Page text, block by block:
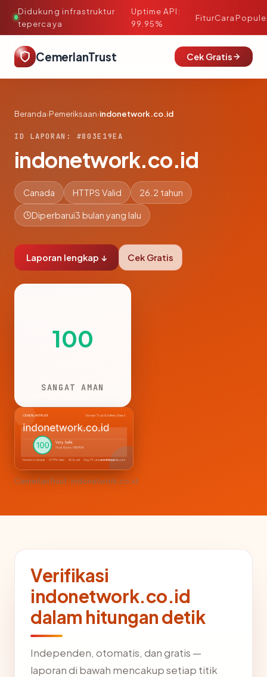
Didukung infrastruktur
tepercaya
·
Uptime API:
99.95%
FiturCara
CemerlanTrust Cek Gratis
Beranda›Pemeriksaan›indonetwork.co.id
ID LAPORAN: #803E19EA
indonetwork.co.id
Canada HTTPS Valid 26.2 tahun
Diperbarui3 bulan yang lalu
Laporan lengkap ↓ Cek Gratis
100
SANGAT AMAN
CemerlanTrust · indonetwork.co.id
Verifikasi
indonetwork.co.id
dalam hitungan detik
Independen, otomatis, dan gratis —
laporan di bawah mencakup setiap titik